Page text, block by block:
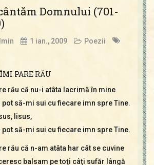
Domnului (701-
1 ian., 2009 Poezii
PARE RĂU
rău că nu-i atâta lacrimă în mine
pot să-mi sui cu fiecare imn spre Tine.
Iisus,
pot să-mi sui cu fiecare imn spre Tine.
rău că n-am atâta har cât se cuvine
balsam pe toţi câţi sufăr lângă